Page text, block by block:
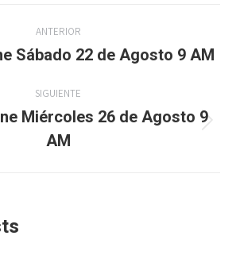
ANTERIOR
Publicación
Sábado 22 de Agosto 9 AM
SIGUIENTE
siguiente:
Miércoles 26 de Agosto 9
AM